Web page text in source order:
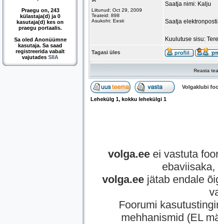
Praegu on, 243
külastaja(d) ja 0
kasutaja(d) kes on
praegu portaalis.
Sa oled Anonüümne
kasutaja. Sa saad
registreerida vabalt
vajutades SIIA
Liitunud: Oct 29, 2009
Teateid: 898
Asukoht: Eesti
Saatja nimi: Kalju
Saatja
Kuulutuse sisu:
Tagasi üles
Reasta
Volgaklubi
Lehekülg 1, kokku lehekülgi 1
volga.eeei vastuta
volga.ee jätab endale
Foorumi
mehhanismid (EL